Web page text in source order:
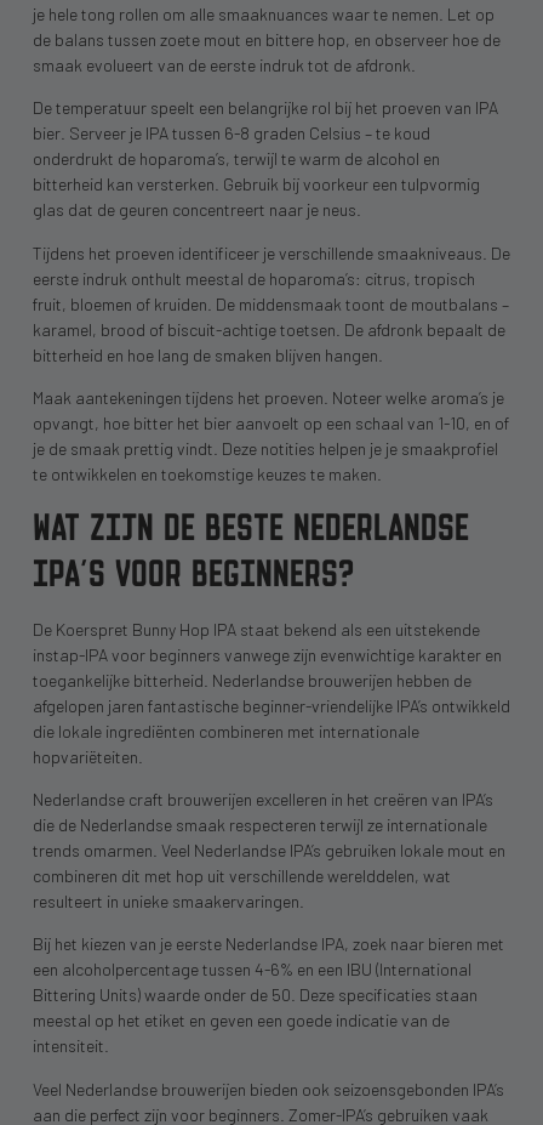
je hele tong rollen om alle smaaknuances waar te nemen. Let op
de balans tussen zoete mout en bittere hop, en observeer hoe de
smaak evolueert van de eerste indruk tot de afdronk.
De temperatuur speelt een belangrijke rol bij het proeven van IPA
bier. Serveer je IPA tussen 6-8 graden Celsius – te koud
onderdrukt de hoparoma’s, terwijl te warm de alcohol en
bitterheid kan versterken. Gebruik bij voorkeur een tulpvormig
glas dat de geuren concentreert naar je neus.
Tijdens het proeven identificeer je verschillende smaakniveaus. De
eerste indruk onthult meestal de hoparoma’s: citrus, tropisch
fruit, bloemen of kruiden. De middensmaak toont de moutbalans –
karamel, brood of biscuit-achtige toetsen. De afdronk bepaalt de
bitterheid en hoe lang de smaken blijven hangen.
Maak aantekeningen tijdens het proeven. Noteer welke aroma’s je
opvangt, hoe bitter het bier aanvoelt op een schaal van 1-10, en of
je de smaak prettig vindt. Deze notities helpen je je smaakprofiel
te ontwikkelen en toekomstige keuzes te maken.
WAT ZIJN DE BESTE NEDERLANDSE
IPA’S VOOR BEGINNERS?
De Koerspret Bunny Hop IPA staat bekend als een uitstekende
instap-IPA voor beginners vanwege zijn evenwichtige karakter en
toegankelijke bitterheid. Nederlandse brouwerijen hebben de
afgelopen jaren fantastische beginner-vriendelijke IPA’s ontwikkeld
die lokale ingrediënten combineren met internationale
hopvariëteiten.
Nederlandse craft brouwerijen excelleren in het creëren van IPA’s
die de Nederlandse smaak respecteren terwijl ze internationale
trends omarmen. Veel Nederlandse IPA’s gebruiken lokale mout en
combineren dit met hop uit verschillende werelddelen, wat
resulteert in unieke smaakervaringen.
Bij het kiezen van je eerste Nederlandse IPA, zoek naar bieren met
een alcoholpercentage tussen 4-6% en een IBU (International
Bittering Units) waarde onder de 50. Deze specificaties staan
meestal op het etiket en geven een goede indicatie van de
intensiteit.
Veel Nederlandse brouwerijen bieden ook seizoensgebonden IPA’s
aan die perfect zijn voor beginners. Zomer-IPA’s gebruiken vaak